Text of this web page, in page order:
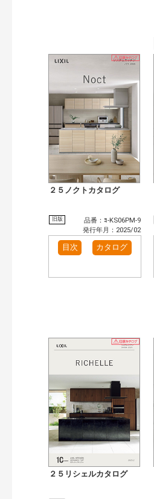
２５ノクトカタログ
旧版
品番：ﾖ-KS06PM-9
発行年月：2025/02
目次 カタログ
２５リシェルカタログ